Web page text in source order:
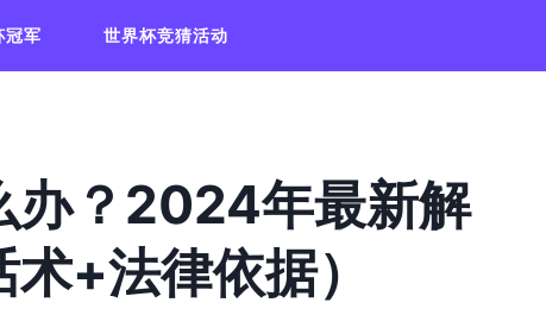
冠军 世界杯竞猜活动
办？2024年最新解
+法律依据）